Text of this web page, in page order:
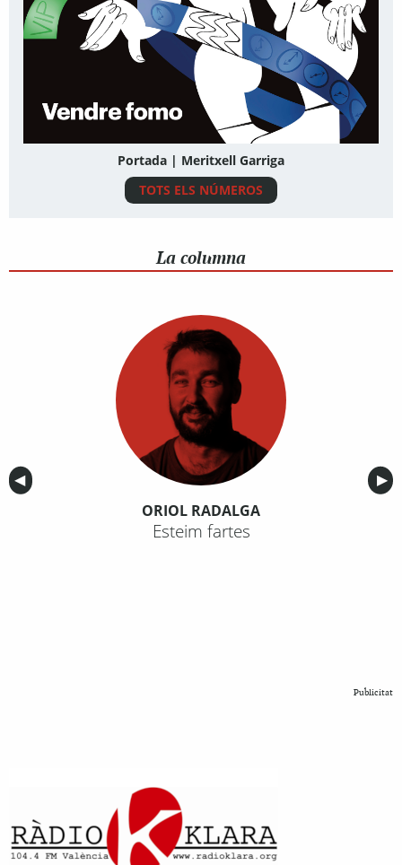
Portada | Meritxell Garriga
TOTS ELS NÚMEROS
La columna
Anterior
◀︎ ▶︎
ORIOL RADALGA
Esteim fartes
Publicitat